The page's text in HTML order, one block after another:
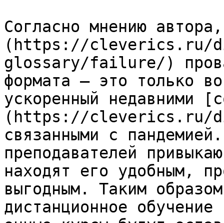
Согласно мнению
(https://cleverics.ru/
glossary/failure/)
формата — это только
ускоренный недавними
(https://cleverics.ru/
связанными с
преподавателей
находят его удобным,
выгодным. Таким
дистанционное